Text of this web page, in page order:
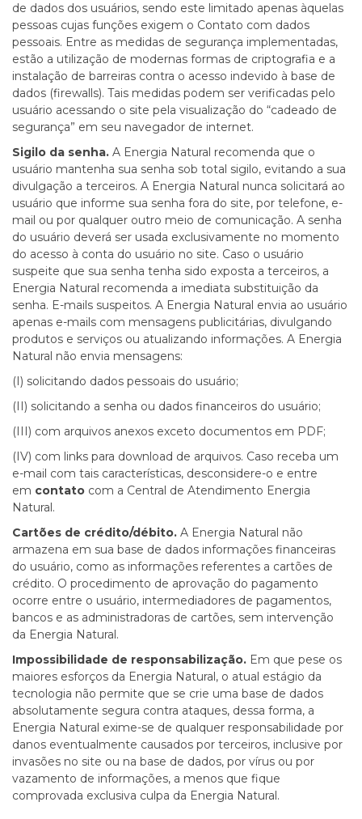
de dados dos usuários, sendo este limitado apenas àquelas
pessoas cujas funções exigem o Contato com dados
pessoais. Entre as medidas de segurança implementadas,
estão a utilização de modernas formas de criptografia e a
instalação de barreiras contra o acesso indevido à base de
dados (firewalls). Tais medidas podem ser verificadas pelo
usuário acessando o site pela visualização do “cadeado de
segurança” em seu navegador de internet.
Sigilo da senha. A Energia Natural recomenda que o
usuário mantenha sua senha sob total sigilo, evitando a sua
divulgação a terceiros. A Energia Natural nunca solicitará ao
usuário que informe sua senha fora do site, por telefone, e-
mail ou por qualquer outro meio de comunicação. A senha
do usuário deverá ser usada exclusivamente no momento
do acesso à conta do usuário no site. Caso o usuário
suspeite que sua senha tenha sido exposta a terceiros, a
Energia Natural recomenda a imediata substituição da
senha. E-mails suspeitos. A Energia Natural envia ao usuário
apenas e-mails com mensagens publicitárias, divulgando
produtos e serviços ou atualizando informações. A Energia
Natural não envia mensagens:
(I) solicitando dados pessoais do usuário;
(II) solicitando a senha ou dados financeiros do usuário;
(III) com arquivos anexos exceto documentos em PDF;
(IV) com links para download de arquivos. Caso receba um
e-mail com tais características, desconsidere-o e entre
em contato com a Central de Atendimento Energia
Natural.
Cartões de crédito/débito. A Energia Natural não
armazena em sua base de dados informações financeiras
do usuário, como as informações referentes a cartões de
crédito. O procedimento de aprovação do pagamento
ocorre entre o usuário, intermediadores de pagamentos,
bancos e as administradoras de cartões, sem intervenção
da Energia Natural.
Impossibilidade de responsabilização. Em que pese os
maiores esforços da Energia Natural, o atual estágio da
tecnologia não permite que se crie uma base de dados
absolutamente segura contra ataques, dessa forma, a
Energia Natural exime-se de qualquer responsabilidade por
danos eventualmente causados por terceiros, inclusive por
invasões no site ou na base de dados, por vírus ou por
vazamento de informações, a menos que fique
comprovada exclusiva culpa da Energia Natural.